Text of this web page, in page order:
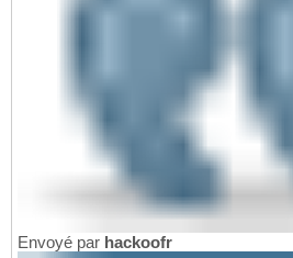
Envoyé par hackoofr